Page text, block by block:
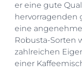
er eine gute
hervorragenden
eine
Robusta-Sorten
zahlreichen
einer